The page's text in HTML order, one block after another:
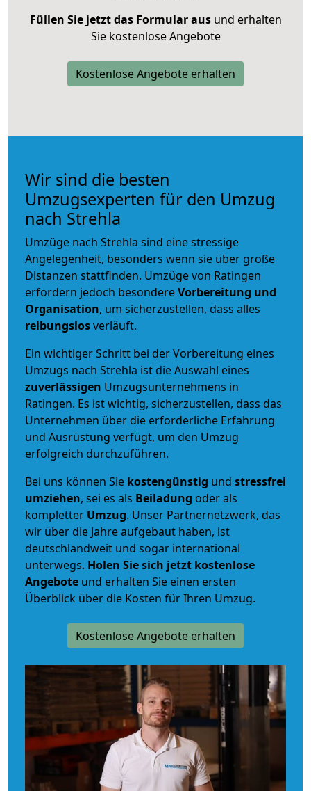
Füllen Sie jetzt das Formular ausund erhalten
Sie kostenlose Angebote
Kostenlose Angebote erhalten
Wir sind die besten
Umzugsexperten für den Umzug
nach Strehla
Umzüge nach Strehla sind eine stressige
Angelegenheit, besonders wenn sie über große
Distanzen stattfinden. Umzüge von Ratingen
erfordern jedoch besondereVorbereitung und
Organisation, um sicherzustellen, dass alles
reibungslosverläuft.
Ein wichtiger Schritt bei der Vorbereitung eines
Umzugs nach Strehla ist die Auswahl eines
zuverlässigen Umzugsunternehmens in
Ratingen. Es ist wichtig, sicherzustellen, dass das
Unternehmen über die erforderliche Erfahrung
und Ausrüstung verfügt, um den Umzug
erfolgreich durchzuführen.
Bei uns können Sie kostengünstig und stressfrei
umziehen, sei es als Beiladung oder als
kompletter Umzug. Unser Partnernetzwerk, das
wir über die Jahre aufgebaut haben, ist
deutschlandweit und sogar international
unterwegs. Holen Sie sich jetzt kostenlose
Angebote und erhalten Sie einen ersten
Überblick über die Kosten für Ihren Umzug.
Kostenlose Angebote erhalten